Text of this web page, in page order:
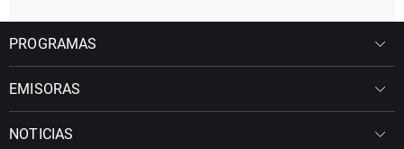
PROGRAMAS
EMISORAS
NOTICIAS